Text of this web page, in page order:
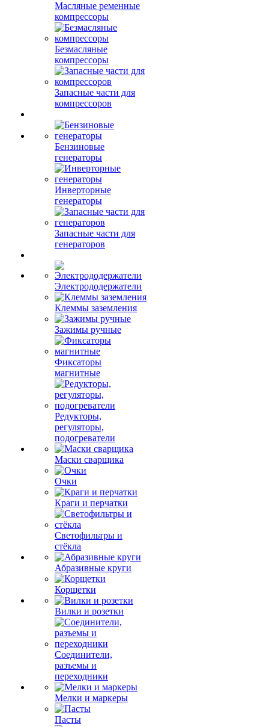
Масляные ременные
компрессоры
Безмасляные
компрессоры
Запасные части для
компрессоров
Бензиновые
генераторы
Инверторные
генераторы
Запасные части для
генераторов
Электрододержатели
Клеммы заземления
Зажимы ручные
Фиксаторы
магнитные
Редукторы,
регуляторы,
подогреватели
Маски сварщика
Очки
Краги и перчатки
Светофильтры и
стёкла
Абразивные круги
Корщетки
Вилки и розетки
Соединители,
разъемы и
переходники
Мелки и маркеры
Пасты